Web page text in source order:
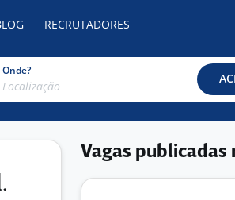
RECRUTADORES
Onde?
Vagas publicadas